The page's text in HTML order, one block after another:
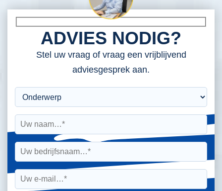
ADVIES NODIG?
Stel uw vraag of vraag een vrijblijvend
adviesgesprek aan.